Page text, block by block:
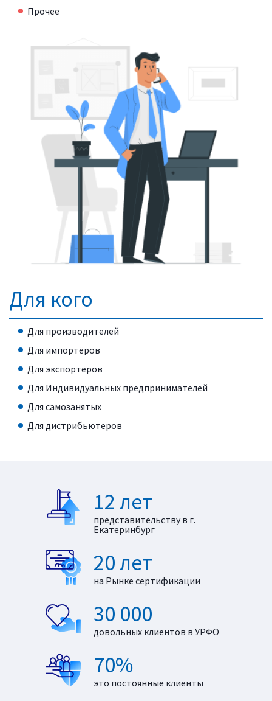
Прочее
Для кого
Для производителей
Для импортёров
Для экспортёров
Для Индивидуальных предпринимателей
Для самозанятых
Для дистрибьютеров
12 лет
представительству в г.
Екатеринбург
20 лет
на Рынке сертификации
30 000
довольных клиентов в УРФО
70%
это постоянные клиенты